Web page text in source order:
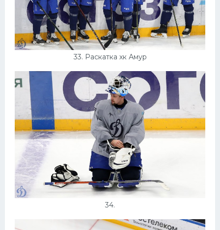
33. Раскатка хк Амур
34.